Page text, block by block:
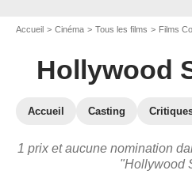
Accueil Cinéma Tous les films Films
Hollywood
Accueil Casting
1 prix et aucune nomination
"Hollywood